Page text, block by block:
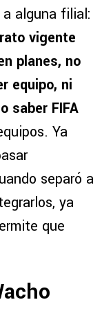
alguna filial:
vigente
planes, no
equipo, ni
saber FIFA
Ya
separó a
ya
que